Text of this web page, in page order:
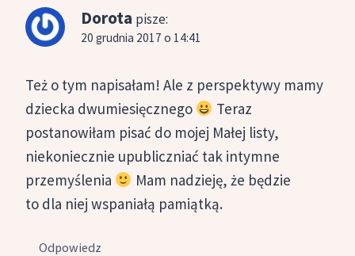
Dorota pisze:
20 grudnia 2017 o 14:41
Też o tym napisałam! Ale z perspektywy mamy
dziecka dwumiesięcznego
Teraz
postanowiłam pisać do mojej Małej listy,
niekoniecznie upubliczniać tak intymne
przemyślenia
Mam nadzieję, że będzie
to dla niej wspaniałą pamiątką.
Odpowiedz